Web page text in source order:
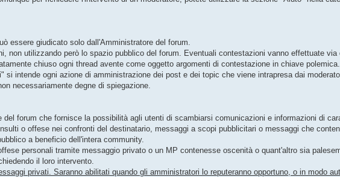
essere giudicato solo dall'Amministratore del forum.
non utilizzando però lo spazio pubblico del forum. Eventuali contestazioni vanno effettuate
chiuso ogni thread avente come oggetto argomenti di contestazione in chiave polemica.
si intende ogni azione di amministrazione dei post e dei topic che viene intrapresa dai
necessariamente degne di spiegazione.
del forum che fornisce la possibilità agli utenti di scambiarsi comunicazioni e informazioni di
o offese nei confronti del destinatario, messaggi a scopi pubblicitari o messaggi che
a beneficio dell'intera community.
personali tramite messaggio privato o un MP contenesse oscenità o quant'altro sia
il loro intervento.
privati. Saranno abilitati quando gli amministratori lo reputeranno opportuno, o in modo